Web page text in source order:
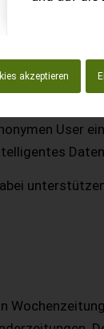
akzeptieren
von
Portal
unter die
User